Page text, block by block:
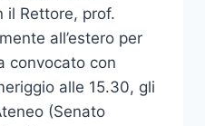
il Rettore, prof.
all’estero per
convocato con
alle 15.30, gli
(Senato